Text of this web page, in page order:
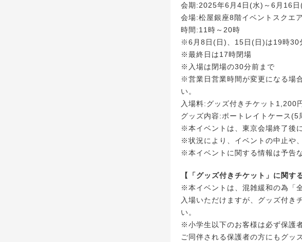
会期:2025年6月4日(水)～6月16日
会場:松屋銀座8階イベントスクエア
時間:11時～20時
※6月8日(日)、15日(日)は19時30
※最終日は17時閉場
※入場は閉場の30分前まで
※営業日営業時間が変更になる場
い。
入場料:グッズ付きチケット1,200
グッズ内容:ポートレイトケース
※本イベントは、東京会場終了後
※状況により、イベントの中止や
※本イベントに関する情報は予告
【「グッズ付きチケット」に関す
※本イベントは、混雑緩和の為「
入場いただけますが、グッズ付き
い。
※小学生以下のお客様は必ず保護
ご同伴される保護者の方にもグッ